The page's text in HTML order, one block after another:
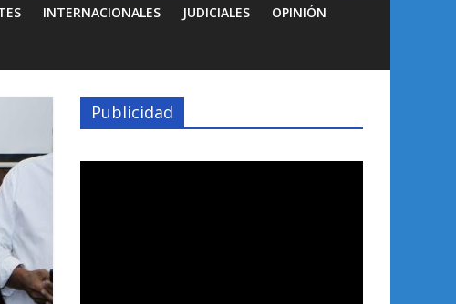
INTERNACIONALES JUDICIALES OPINIÓN
Publicidad